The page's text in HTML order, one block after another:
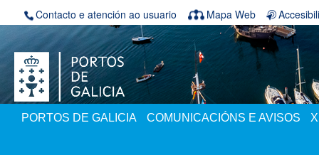
Skip to ContentContacto e atención ao usuario Mapa Web
PORTOS DE GALICIA COMUNICACIÓNS E AVISOS